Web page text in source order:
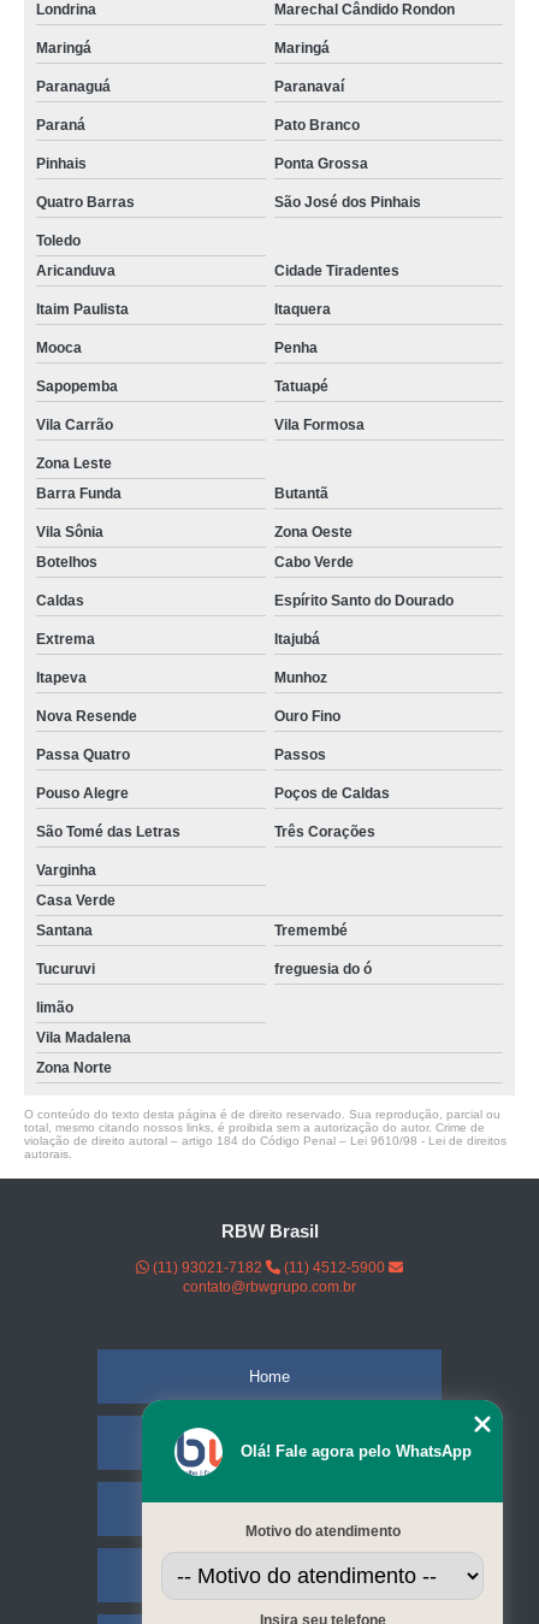
Londrina Marechal Cândido Rondon
Maringá Maringá
Paranaguá Paranavaí
Paraná Pato Branco
Pinhais Ponta Grossa
Quatro Barras São José dos Pinhais
Toledo
Aricanduva
Cidade Tiradentes
Itaim Paulista Itaquera
Mooca Penha
Sapopemba Tatuapé
Vila Carrão Vila Formosa
Zona Leste
Barra Funda
Butantã
Vila Sônia
Zona Oeste
Botelhos
Cabo Verde
Caldas Espírito Santo do Dourado
Extrema Itajubá
Itapeva Munhoz
Nova Resende Ouro Fino
Passa Quatro Passos
Pouso Alegre Poços de Caldas
São Tomé das Letras Três Corações
Varginha
Casa Verde
Santana
Tremembé
Tucuruvi freguesia do ó
limão
Vila Madalena
Zona Norte
O conteúdo do texto desta página é de direito reservado. Sua reprodução, parcial ou
total, mesmo citando nossos links, é proibida sem a autorização do autor. Crime de
violação de direito autoral – artigo 184 do Código Penal – Lei 9610/98 - Lei de direitos
autorais
RBW Brasil
(11) 93021-7182
(11) 4512-5900
contato@rbwgrupo.com.br
Home
Empresa
Serviços
Olá! Fale agora pelo WhatsApp
Motivo do atendimento
Insira seu telefone